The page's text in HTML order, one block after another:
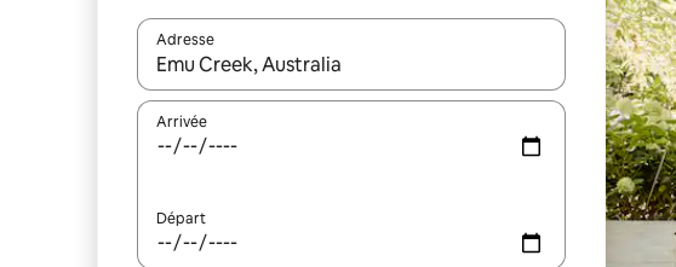
Adresse
Lorsque les résultats s'affichent, utilisez les flèches vers le haut et
Arrivée
Départ